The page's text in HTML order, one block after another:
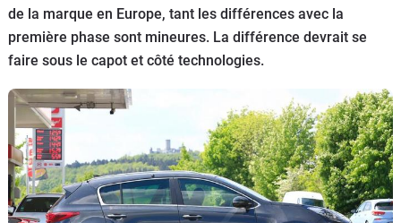
Flottes
Auto
Forum
Moto
de la marque en Europe, tant les différences avec la
première phase sont mineures. La différence devrait se
faire sous le capot et côté technologies.